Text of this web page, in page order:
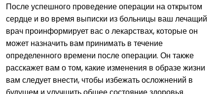
После успешного проведение операции на открытом
сердце и во время выписки из больницы ваш лечащий
врач проинформирует вас о лекарствах, которые он
может назначить вам принимать в течение
определенного времени после операции. Он также
расскажет вам о том, какие изменения в образе жизни
вам следует внести, чтобы избежать осложнений в